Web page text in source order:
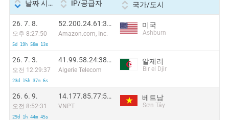
날짜 시간 IP/공급자 국가/도시
26. 7. 8.
오후 8:27:50
5d 19h 58m 13s
52.200.24.61:35987
Amazon.com, Inc.
미국
Ashburn
26. 7. 3.
오전 12:29:37
23d 15h 37m 6s
41.99.58.24:38842
Algerie Telecom
알제리
Bir el Djir
26. 6. 9.
오전 8:52:31
29d 1h 44m 45s
14.177.85.77:54700
VNPT
베트남
Sơn Tây